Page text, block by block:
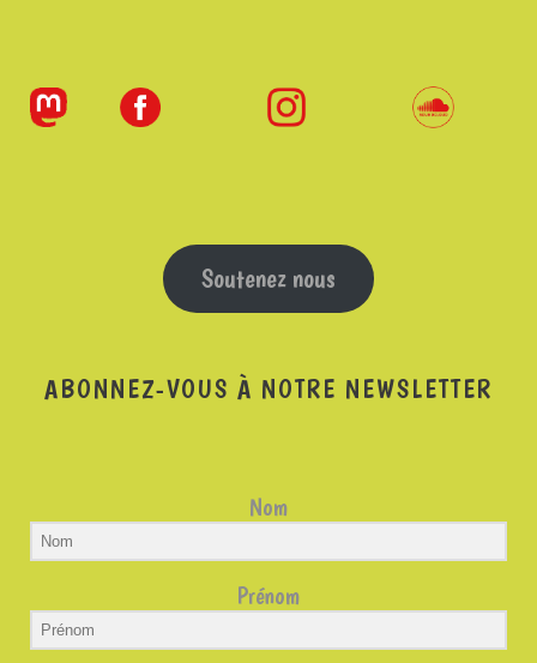
Soutenez nous
ABONNEZ-VOUS À NOTRE NEWSLETTER
Nom
Prénom